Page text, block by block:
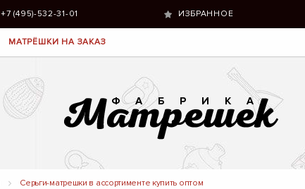
+7 (495)-532-31-01 ИЗБРАННОЕ
МАТРЁШКИ НА ЗАКАЗ
Серьги-матрешки в ассортименте купить оптом